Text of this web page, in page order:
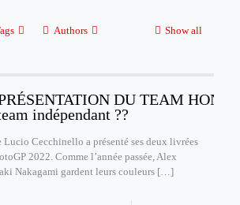
Authors Show all
DU TEAM
indépendant ??
Lucio Cecchinello a présenté ses deux livrées
2022. Comme l’année passée, Alex
Nakagami gardent leurs couleurs […]